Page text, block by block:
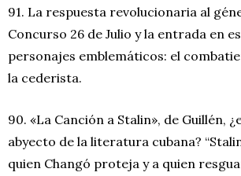
91. La respuesta revolucionaria al
Concurso 26 de Julio y la entrada en
personajes emblemáticos: el
la cederista.
90. «La Canción a Stalin», de Guillén,
abyecto de la literatura cubana?
quien Changó proteja y a quien